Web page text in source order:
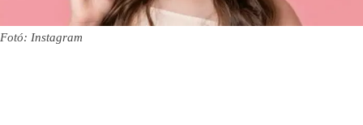
Fotó: Instagram